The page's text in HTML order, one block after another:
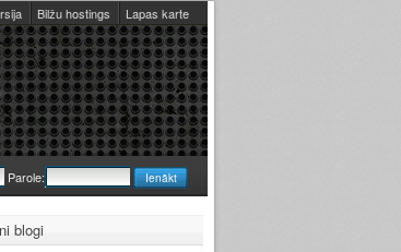
Bilžu hostings Lapas karte
Parole:
blogi